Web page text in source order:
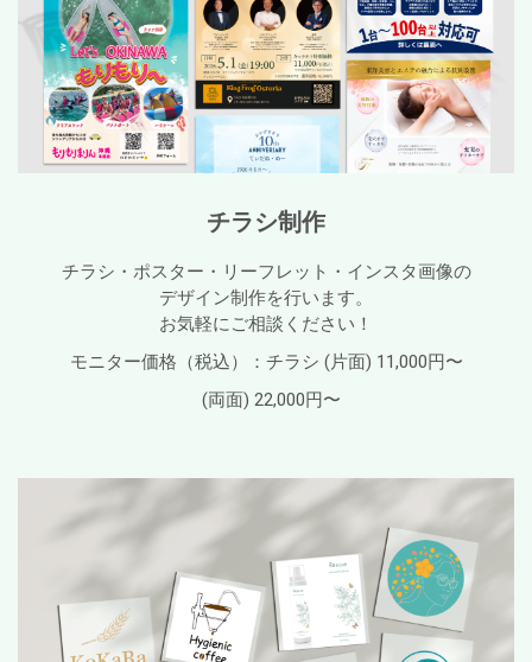
チラシ制作
チラシ・ポスター・リーフレット・インスタ画像の
デザイン制作を行います。
お気軽にご相談ください ！
モニター価格（税込）
：チラシ (片面) 11,000円〜
(両面) 22,000円〜